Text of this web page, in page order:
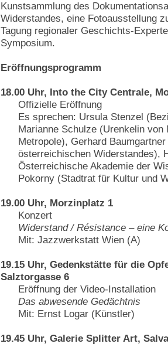
Kunstsammlung des
Widerstandes, eine Fotoausstellung
Tagung regionaler Geschichts-
Symposium.
Eröffnungsprogramm
18.00 Uhr, Into the City Centrale,
Offizielle Eröffnung
Es sprechen: Ursula Stenzel
Marianne Schulze (Urenkelin
Metropole), Gerhard
österreichischen Widerstandes),
Österreichische Akademie der
Pokorny (Stadtrat für Kultur und
19.00 Uhr, Morzinplatz 1
Konzert
Widerstand / Résistance – eine
Mit: Jazzwerkstatt Wien (A)
19.15 Uhr, Gedenkstätte für die
Salztorgasse 6
Eröffnung der Video-Installation
Das abwesende Gedächtnis
Mit: Ernst Logar (Künstler)
19.45 Uhr, Galerie Splitter Art,